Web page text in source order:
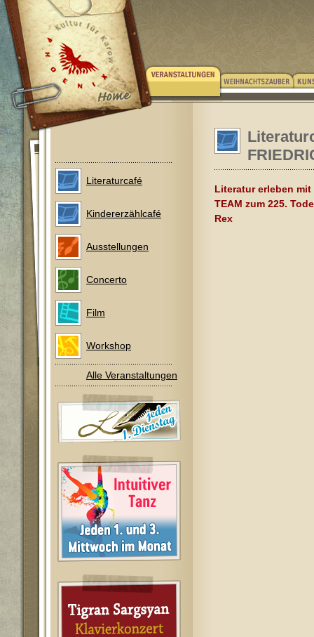
Literaturcafé
Kindererzählcafé
Ausstellungen
Concerto
Film
Workshop
Alle Veranstaltungen
Literatur erleben mit
TEAM zum 225.
Rex